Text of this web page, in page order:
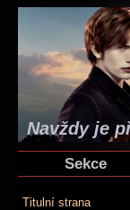
Navždy je
Sekce
Titulní strana